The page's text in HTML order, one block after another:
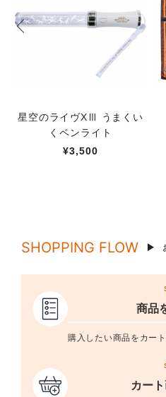
星空のライヴXⅢ うまくい
くペンライト
¥3,500
SHOPPING FLOW
商品
購入したい商品をカー
カー